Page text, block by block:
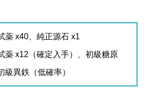
薬 x40、純正源石 x1
薬 x12（確定入手）、初級糖原
級異鉄（低確率）